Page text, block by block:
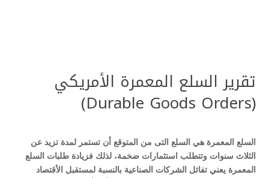
تقرير السلع المعمرة الأمريكي
(Durable Goods Orders)
السلع المعمرة هي السلع التى من المتوقع أن تستمر لمدة تزيد عن
الثلاث سنوات وتتطلب استثمارات ضخمة، لذلك فزيادة طلبات السلع
المعمرة يعني تفائل الشركات الصناعية بالنسبة لمستقبل الأقتصاد